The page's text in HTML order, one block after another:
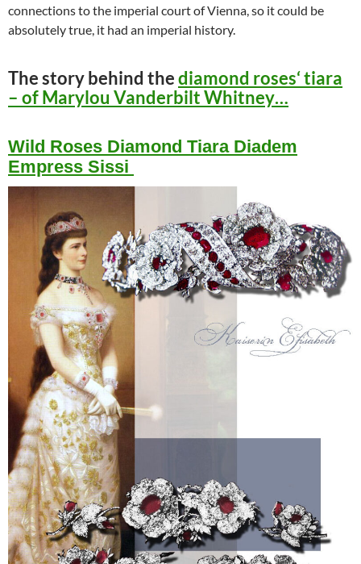
connections to the imperial court of Vienna, so it could be
absolutely true, it had an imperial history.
The story behind thediamond roses‘ tiara
– of Marylou Vanderbilt Whitney…
Wild Roses Diamond Tiara Diadem
Empress Sissi